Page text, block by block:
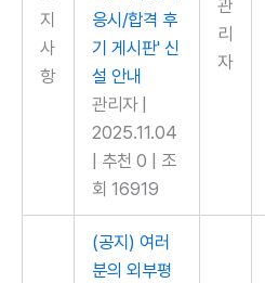
지
사
항
응시/합격 후
기 게시판' 신
설 안내
관리자
2025.11.04
추천 0
조
회 16919
관
리
자
(공지) 여러
분의 외부평